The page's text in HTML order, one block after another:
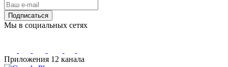
Подписаться
Мы в социальных сетях
Приложения 12 канала